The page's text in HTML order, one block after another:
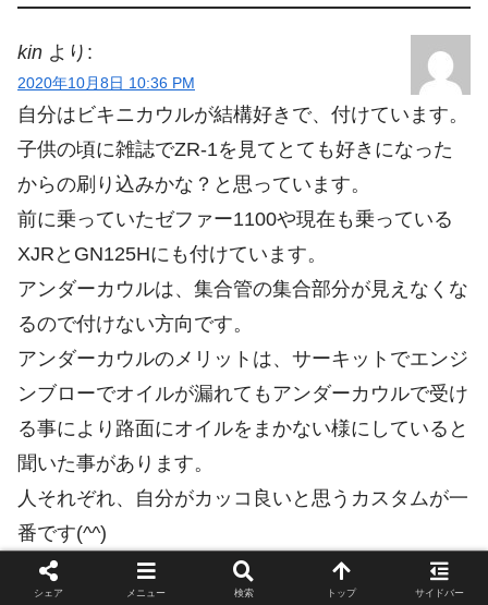
kin より:
2020年10月8日 10:36 PM
自分はビキニカウルが結構好きで、付けています。
子供の頃に雑誌でZR-1を見てとても好きになった
からの刷り込みかな？と思っています。
前に乗っていたゼファー1100や現在も乗っている
XJRとGN125Hにも付けています。
アンダーカウルは、集合管の集合部分が見えなくな
るので付けない方向です。
アンダーカウルのメリットは、サーキットでエンジ
ンブローでオイルが漏れてもアンダーカウルで受け
る事により路面にオイルをまかない様にしていると
聞いた事があります。
人それぞれ、自分がカッコ良いと思うカスタムが一
番です(^^)
シェア メニュー 検索 トップ サイドバー